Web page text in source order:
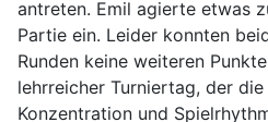
antreten. Emil agierte etwas
Partie ein. Leider konnten
Runden keine weiteren
lehrreicher Turniertag, der
Konzentration und